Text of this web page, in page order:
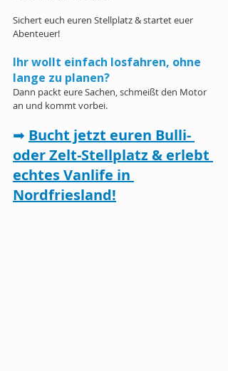
Sichert euch euren Stellplatz & startet euer
Abenteuer!
Ihr wollt einfach losfahren, ohne
lange zu planen?
Dann packt eure Sachen, schmeißt den Motor
an und kommt vorbei.
➡ Bucht jetzt euren Bulli-
oder Zelt-Stellplatz & erlebt
echtes Vanlife in
Nordfriesland!